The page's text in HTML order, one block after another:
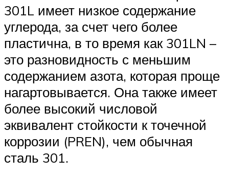
301L имеет низкое содержание
углерода, за счет чего более
пластична, в то время как 301LN –
это разновидность с меньшим
содержанием азота, которая проще
нагартовывается. Она также имеет
более высокий числовой
эквивалент стойкости к точечной
коррозии (PREN), чем обычная
сталь 301.